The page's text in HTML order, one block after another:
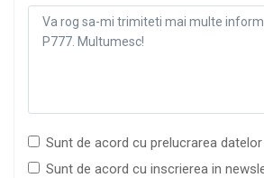
Sunt de acord cu prelucrarea datelor
Sunt de acord cu inscrierea in